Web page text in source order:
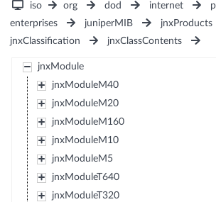
iso org dod internet
enterprises
juniperMIB
jnxProducts
jnxClassification
jnxClassContents
jnxModule
jnxModuleM40
jnxModuleM20
jnxModuleM160
jnxModuleM10
jnxModuleM5
jnxModuleT640
jnxModuleT320